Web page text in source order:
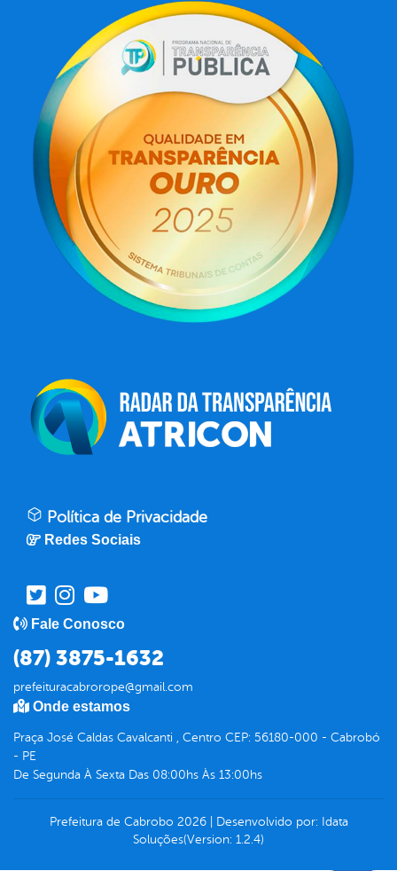
Política de Privacidade
Redes Sociais
Fale Conosco
(87) 3875-1632
prefeituracabrorope@gmail.com
Onde estamos
Praça José Caldas Cavalcanti , Centro CEP: 56180-000 - Cabrobó
- PE
De Segunda À Sexta Das 08:00hs Às 13:00hs
Prefeitura de Cabrobo 2026| Desenvolvido por: Idata
Soluções(Version: 1.2.4)